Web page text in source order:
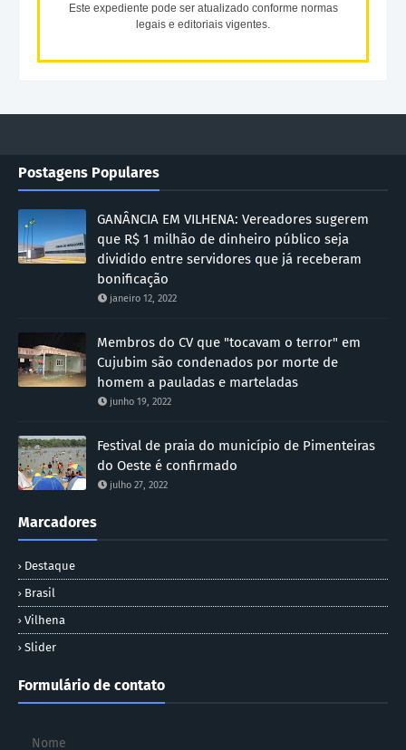
Este expediente pode ser atualizado conforme normas
legais e editoriais vigentes.
Postagens Populares
GANÂNCIA EM VILHENA: Vereadores sugerem
que R$ 1 milhão de dinheiro público seja
dividido entre servidores que já receberam
bonificação
janeiro 12, 2022
Membros do CV que "tocavam o terror" em
Cujubim são condenados por morte de
homem a pauladas e marteladas
junho 19, 2022
Festival de praia do município de Pimenteiras
do Oeste é confirmado
julho 27, 2022
Marcadores
Destaque
Brasil
Vilhena
Slider
Formulário de contato
Nome